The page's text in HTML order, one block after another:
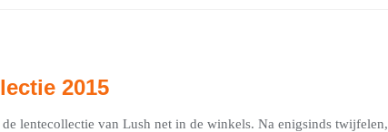
2015
de lentecollectie van Lush net in de winkels. Na enigsinds